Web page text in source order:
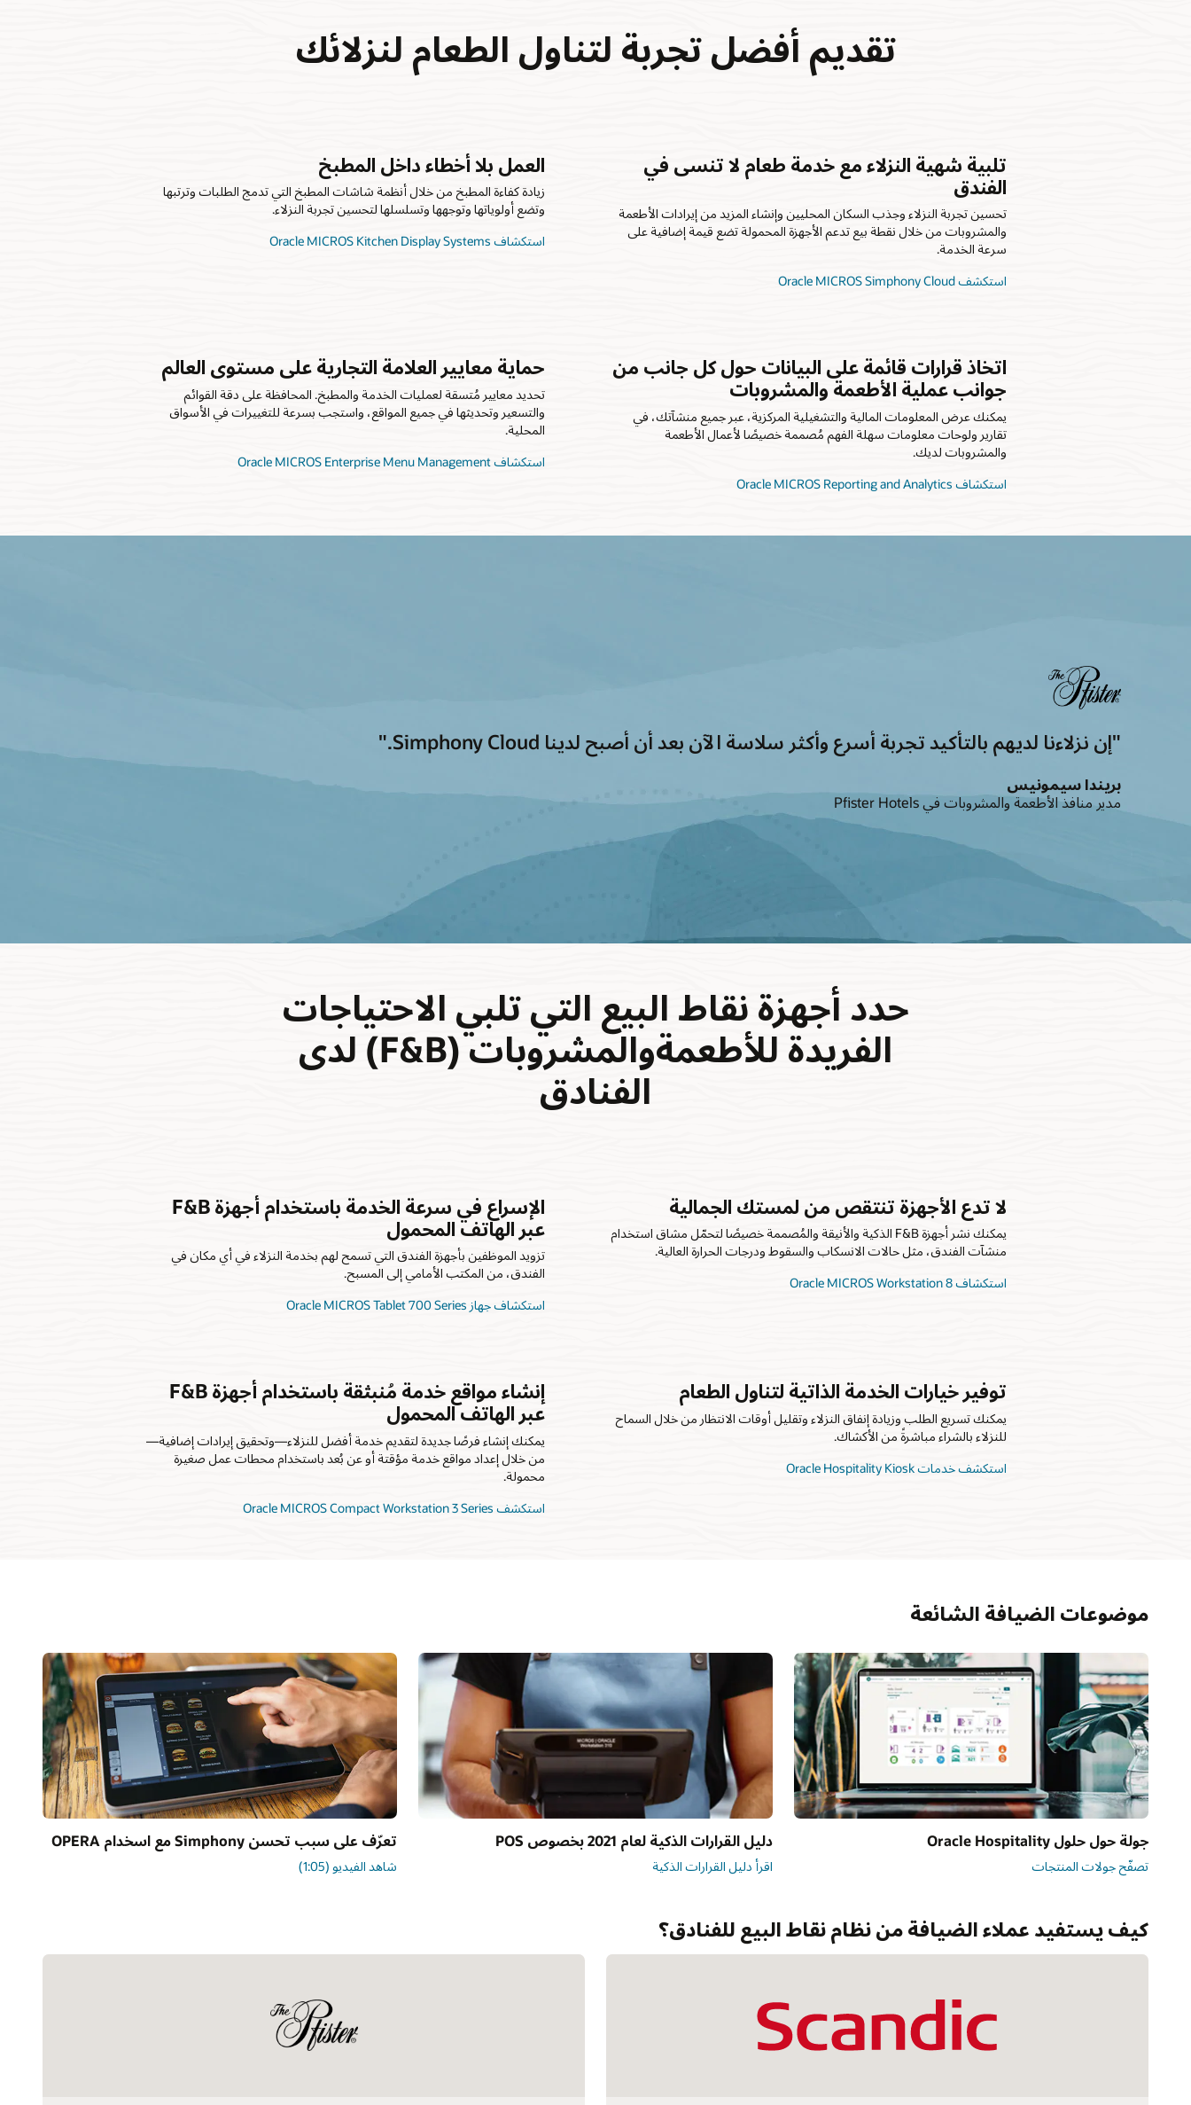
تقديم أفضل تجربة لتناول الطعام لنزلائك
تلبية شهية النزلاء مع خدمة طعام لا تنسى في
الفندق
تحسين تجربة النزلاء وجذب السكان المحليين وإنشاء المزيد من إيرادات الأطعمة
والمشروبات من خلال نقطة بيع تدعم الأجهزة المحمولة تضع قيمة إضافية على
سرعة الخدمة.
استكشف Oracle MICROS Simphony Cloud
العمل بلا أخطاء داخل المطبخ
زيادة كفاءة المطبخ من خلال أنظمة شاشات المطبخ التي تدمج الطلبات وترتبها
وتضع أولوياتها وتوجهها وتسلسلها لتحسين تجربة النزلاء.
استكشاف Oracle MICROS Kitchen Display Systems
اتخاذ قرارات قائمة على البيانات حول كل جانب من
جوانب عملية الأطعمة والمشروبات
يمكنك عرض المعلومات المالية والتشغيلية المركزية، عبر جميع منشآتك، في
تقارير ولوحات معلومات سهلة الفهم مُصممة خصيصًا لأعمال الأطعمة
والمشروبات لديك.
استكشاف Oracle MICROS Reporting and Analytics
حماية معايير العلامة التجارية على مستوى العالم
تحديد معايير مُتسقة لعمليات الخدمة والمطبخ. المحافظة على دقة القوائم
والتسعير وتحديثها في جميع المواقع، واستجب بسرعة للتغييرات في الأسواق
المحلية.
استكشاف Oracle MICROS Enterprise Menu Management
"إن نزلاءنا لديهم بالتأكيد تجربة أسرع وأكثر سلاسة الآن بعد أن أصبح لدينا Simphony Cloud."
بريندا سيمونيس
مدير منافذ الأطعمة والمشروبات في Pfister Hotels
حدد أجهزة نقاط البيع التي تلبي الاحتياجات
الفريدة للأطعمةوالمشروبات (F&B) لدى
الفنادق
لا تدع الأجهزة تنتقص من لمستك الجمالية
يمكنك نشر أجهزة F&B الذكية والأنيقة والمُصممة خصيصًا لتحمّل مشاق استخدام
منشآت الفندق، مثل حالات الانسكاب والسقوط ودرجات الحرارة العالية.
استكشاف Oracle MICROS Workstation 8
الإسراع في سرعة الخدمة باستخدام أجهزة F&B
عبر الهاتف المحمول
تزويد الموظفين بأجهزة الفندق التي تسمح لهم بخدمة النزلاء في أي مكان في
الفندق، من المكتب الأمامي إلى المسبح.
استكشاف جهاز Oracle MICROS Tablet 700 Series
توفير خيارات الخدمة الذاتية لتناول الطعام
يمكنك تسريع الطلب وزيادة إنفاق النزلاء وتقليل أوقات الانتظار من خلال السماح
للنزلاء بالشراء مباشرةً من الأكشاك.
استكشف خدمات Oracle Hospitality Kiosk
إنشاء مواقع خدمة مُنبثقة باستخدام أجهزة F&B
عبر الهاتف المحمول
يمكنك إنشاء فرصًا جديدة لتقديم خدمة أفضل للنزلاء—وتحقيق إيرادات إضافية—
من خلال إعداد مواقع خدمة مؤقتة أو عن بُعد باستخدام محطات عمل صغيرة
محمولة.
استكشف Oracle MICROS Compact Workstation 3 Series
موضوعات الضيافة الشائعة
جولة حول حلول Oracle Hospitality
تصفّح جولات المنتجات
دليل القرارات الذكية لعام 2021 بخصوص POS
اقرأ دليل القرارات الذكية
تعرّف على سبب تحسن Simphony مع اسخدام OPERA
شاهد الفيديو (1:05)
كيف يستفيد عملاء الضيافة من نظام نقاط البيع للفنادق؟